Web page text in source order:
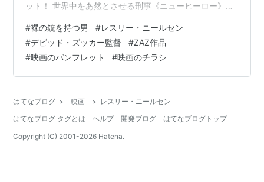
ット！ 世界中をあ然とさせる刑事《ニューヒーロー》出
ー・ザッカーの３人。略して《ZAZ》と言われてるほど
笑いのクリエーターとしてアメリカでは有名だ。 彼らが
製作や脚本や監督を手掛けた作品には【ケンタッキー・
フライド・ムービー】【フライング・ハイ】【トップ・
【裸の銃を持つ男】…
#裸の銃を持つ男 #レスリー・ニールセン
#デビッド・ズッカー監督 #ZAZ作品
#映画のパンフレット #映画のチラシ
はてなブログ > 映画 > レスリー・ニールセン
はてなブログ タグとは
ヘルプ 開発ブログ
はてなブログトップ
Copyright (C) 2001-2026 Hatena.